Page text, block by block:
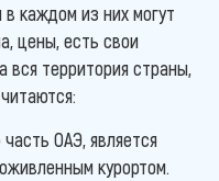
каждом из них могут
цены, есть свои
вся территория страны,
ОАЭ, является
курортом.